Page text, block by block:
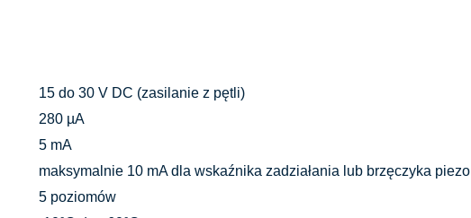
15 do 30 V DC (zasilanie z pętli)
280 µA
5 mA
maksymalnie 10 mA dla wskaźnika zadziałania lub brzęczyka piezo
5 poziomów